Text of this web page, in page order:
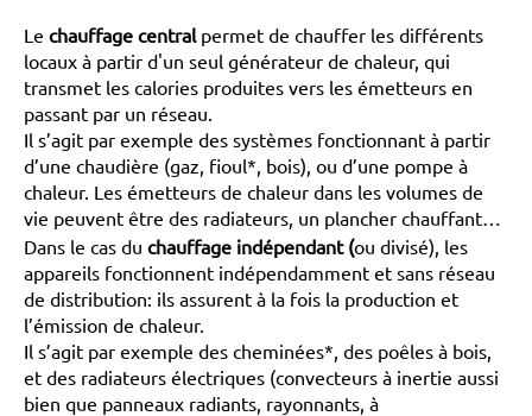
Le chauffage central permet de chauffer les différents
locaux à partir d'un seul générateur de chaleur, qui
transmet les calories produites vers les émetteurs en
passant par un réseau.
Il s’agit par exemple des systèmes fonctionnant à partir
d’une chaudière (gaz, fioul*, bois), ou d’une pompe à
chaleur. Les émetteurs de chaleur dans les volumes de
vie peuvent être des radiateurs, un plancher chauffant…
Dans le cas du chauffage indépendant (ou divisé), les
appareils fonctionnent indépendamment et sans réseau
de distribution: ils assurent à la fois la production et
l’émission de chaleur.
Il s’agit par exemple des cheminées*, des poêles à bois,
et des radiateurs électriques (convecteurs à inertie aussi
bien que panneaux radiants, rayonnants, à